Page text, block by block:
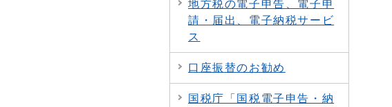
地方税の電子申告、電子申
請・届出、電子納税サービ
ス
口座振替のお勧め
国税庁「国税電子申告・納